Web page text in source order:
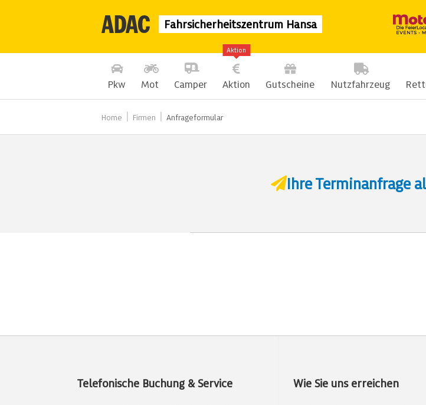
Fahrsicherheitszentrum Hansa
Pkw Mot Camper Aktion
Aktion
Gutscheine Nutzfahrzeug
Home Firmen Anfrageformular
Ihre Terminanfrage
Telefonische Buchung & Service Wie Sie uns erreichen